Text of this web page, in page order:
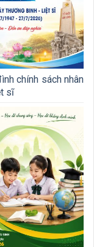
chính sách nhân
sĩ